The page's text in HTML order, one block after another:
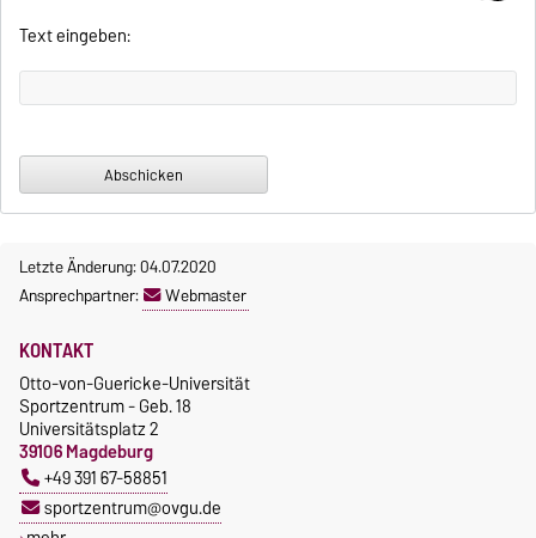
Text eingeben:
Letzte Änderung: 04.07.2020
Ansprechpartner:
Webmaster
KONTAKT
Otto-von-Guericke-Universität
Sportzentrum - Geb. 18
Universitätsplatz 2
39106 Magdeburg
+49 391 67-58851
sportzentrum@ovgu.de